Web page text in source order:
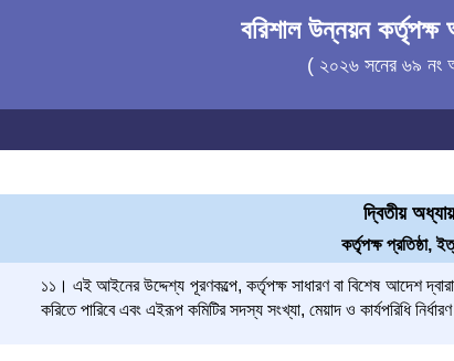
বরিশাল উন্নয়ন
( ২০২৬ সনের ৬৯ নং
দ্বিতীয়
কর্তৃপক্ষ প্রতিষ্ঠা,
১১। এই আইনের উদ্দেশ্য পূরণকল্পে, কর্তৃপক্ষ সাধারণ বা বিশেষ আদেশ
করিতে পারিবে এবং এইরূপ কমিটির সদস্য সংখ্যা, মেয়াদ ও কার্যপরিধি